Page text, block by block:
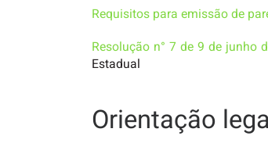
Requisitos para emissão de
Resolução n° 7 de 9 de junho
Estadual
Orientação